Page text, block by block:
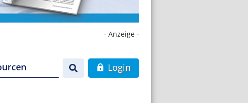
- Anzeige -
Login